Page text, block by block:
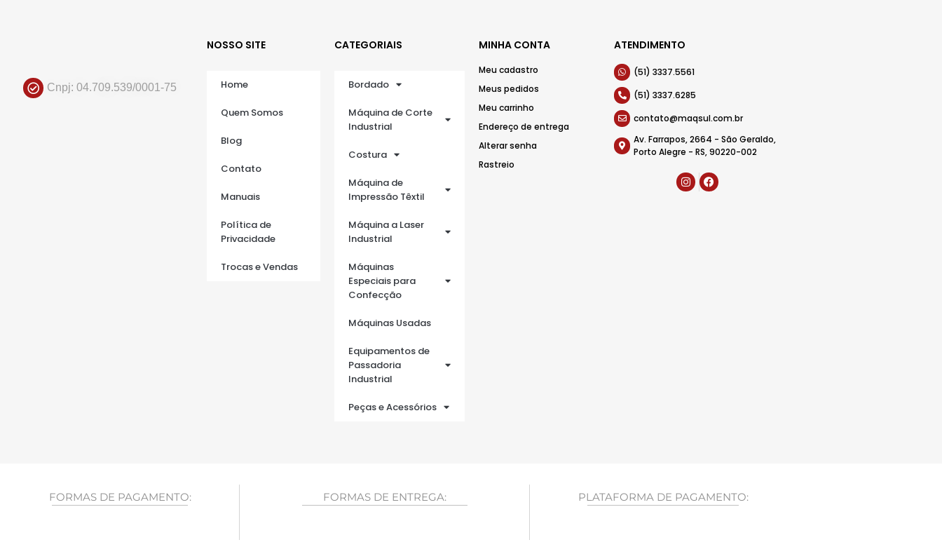
Cnpj: 04.709.539/0001-75
NOSSO SITE
Home
Quem Somos
Blog
Contato
Manuais
Política de
Privacidade
Trocas e Vendas
CATEGORIAIS
Bordado
Máquina de Corte
Industrial
Costura
Máquina de
Impressão Têxtil
Máquina a Laser
Industrial
Máquinas
Especiais para
Confecção
Máquinas Usadas
Equipamentos de
Passadoria
Industrial
Peças e Acessórios
MINHA CONTA
Meu cadastro
Meus pedidos
Meu carrinho
Endereço de entrega
Alterar senha
Rastreio
ATENDIMENTO
(51) 3337.5561
(51) 3337.6285
contato@maqsul.com.br
Av. Farrapos, 2664 - São Geraldo,
Porto Alegre - RS, 90220-002
FORMAS DE PAGAMENTO: FORMAS DE ENTREGA: PLATAFORMA DE PAGAMENTO: